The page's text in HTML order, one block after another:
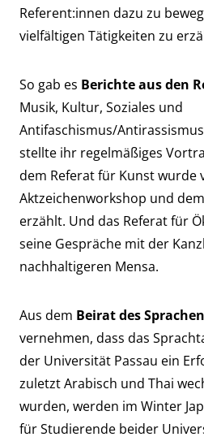
Referent:innen dazu zu
vielfältigen Tätigkeiten zu
So gab es Berichte aus den
Musik, Kultur, Soziales und
Antifaschismus/
stellte ihr regelmäßiges
dem Referat für Kunst wurde
Aktzeichenworkshop und
erzählt. Und das Referat für
seine Gespräche mit der
nachhaltigeren Mensa.
Aus dem Beirat des
vernehmen, dass das
der Universität Passau ein
zuletzt Arabisch und Thai
wurden, werden im Winter
für Studierende beider